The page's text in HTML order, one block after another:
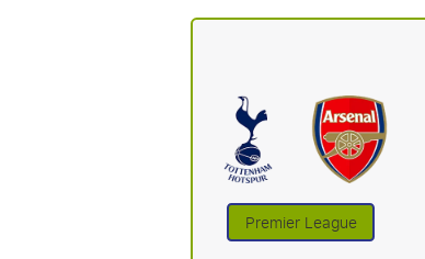
Premier League